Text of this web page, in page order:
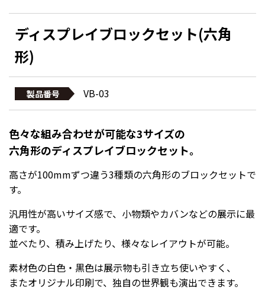
ディスプレイブロックセット(六角
形)
製品番号 VB-03
色々な組み合わせが可能な3サイズの
六角形のディスプレイブロックセット。
高さが100mmずつ違う3種類の六角形のブロックセットで
す。
汎用性が高いサイズ感で、小物類やカバンなどの展示に最
適です。
並べたり、積み上げたり、様々なレイアウトが可能。
素材色の白色・黒色は展示物も引き立ち使いやすく、
またオリジナル印刷で、独自の世界観も演出できます。